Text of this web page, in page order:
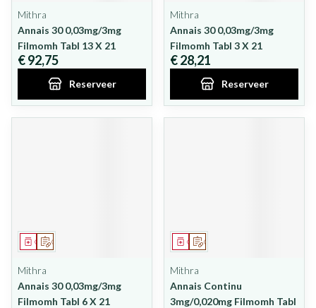
Mithra
Annais 30 0,03mg/3mg
Filmomh Tabl 13 X 21
€ 92,75
Reserveer
Mithra
Annais 30 0,03mg/3mg
Filmomh Tabl 3 X 21
€ 28,21
Reserveer
Op voorschrift
Geneesmiddel
Mithra
Annais 30 0,03mg/3mg
Filmomh Tabl 6 X 21
Op voorschrift
Geneesmiddel
Mithra
Annais Continu
3mg/0,020mg Filmomh Tabl